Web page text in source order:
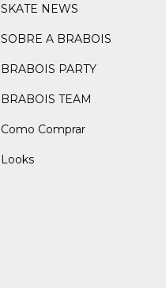
SKATE NEWS
SOBRE A BRABOIS
BRABOIS PARTY
BRABOIS TEAM
Como Comprar
Looks